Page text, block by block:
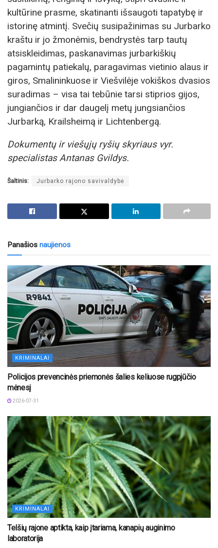
kultūrine prasme, skatinanti išsaugoti tapatybę ir
istorinę atmintį. Svečių susipažinimas su Jurbarko
kraštu ir jo žmonėmis, bendrystės tarp tautų
atsiskleidimas, paskanavimas jurbarkiškių
pagamintų patiekalų, paragavimas vietinio alaus ir
giros, Smalininkuose ir Viešvilėje vokiškos dvasios
suradimas – visa tai tebūnie tarsi stiprios gijos,
jungiančios ir dar daugelį metų jungsiančios
Jurbarką, Krailsheimą ir Lichtenbergą.
Dokumentų ir viešųjų ryšių skyriaus vyr.
specialistas Antanas Gvildys.
Šaltinis: Jurbarko rajono savivaldybė
Panašios naujienos
KRIMINALAI
Policijos prevencinės priemonės šalies keliuose rugpjūčio
mėnesį
2026-07-31
KRIMINALAI
Telšių rajone aptikta, kaip įtariama, kanapių auginimo
laboratorija